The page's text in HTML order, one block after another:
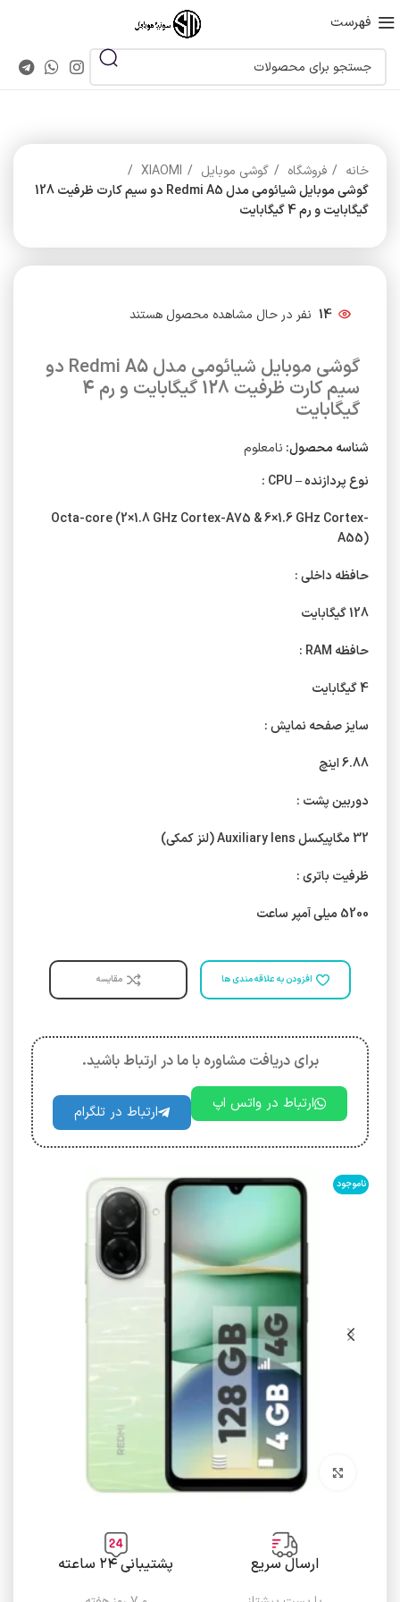
فهرست
خانه فروشگاه گوشی موبایل
XIAOMI
گوشی موبایل شیائومی مدل Redmi A5 دو سیم کارت ظرفیت 128
گیگابایت و رم 4 گیگابایت
14 نفر در حال مشاهده محصول هستند
گوشی موبایل شیائومی مدل Redmi A5 دو
سیم کارت ظرفیت 128 گیگابایت و رم 4
گیگابایت
شناسه محصول: نامعلوم
نوع پردازنده – CPU :
Octa-core (2×1.8 GHz Cortex-A75 & 6×1.6 GHz Cortex-
A55)
حافظه داخلی :
128 گیگابایت
حافظه RAM :
4 گیگابایت
سایز صفحه نمایش :
6.88 اینچ
دوربین پشت :
32 مگاپیکسل Auxiliary lens (لنز کمکی)
ظرفیت باتری :
5200 میلی آمپر ساعت
افزودن به علاقه مندی ها مقایسه
برای دریافت مشاوره با ما در ارتباط باشید.
ارتباط در واتس اپ ارتباط در تلگرام
ناموجود
برای بزرگنمایی کلیک کنید
ارسال سریع پشتیبانی ۲۴ ساعته